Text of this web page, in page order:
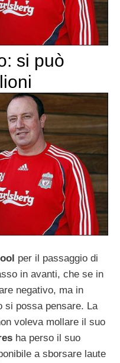
si può
per il passaggio di
in avanti, che se in
negativo, ma in
si possa pensare. La
voleva mollare il suo
ha perso il suo
a sborsare laute